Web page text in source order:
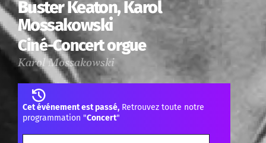
Buster Keaton, Karol
Mossakowski
Ciné-Concert orgue
Karol Mossakowski
Cet événement est passé, Retrouvez toute notre
programmation "Concert"